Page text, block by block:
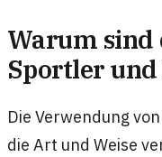
Warum sind
Sportler
Die Verwendung
die Art und Weise